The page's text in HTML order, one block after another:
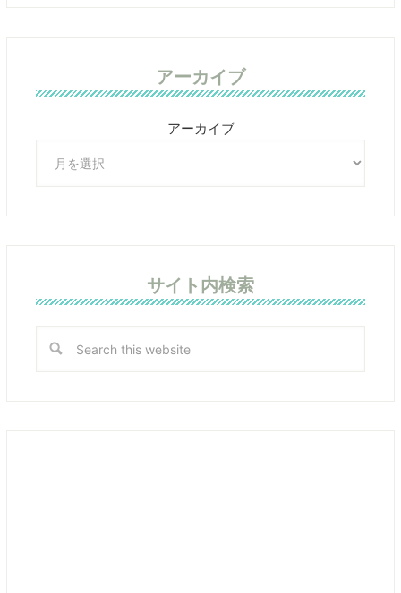
アーカイブ
アーカイブ
サイト内検索